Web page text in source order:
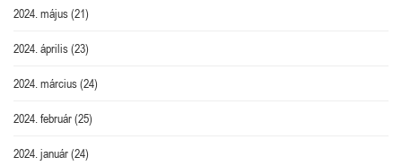
2024. május(21)
2024. április(23)
2024. március(24)
2024. február(25)
2024. január(24)